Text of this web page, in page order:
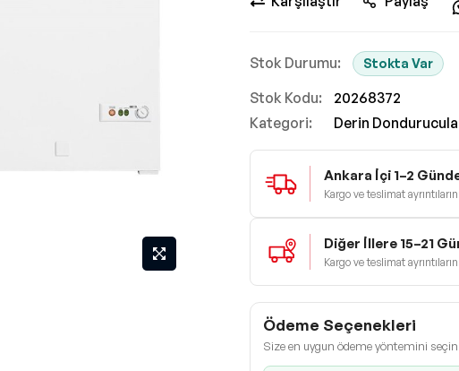
Stokta Var
Stok Kodu
20268372
Kategori:
Derin
Ankara İçi 1–2
Kargo ve teslimat
Diğer İllere 15–21
Kargo ve teslimat
Ödeme Seçenekleri
Size en uygun ödeme yöntemini